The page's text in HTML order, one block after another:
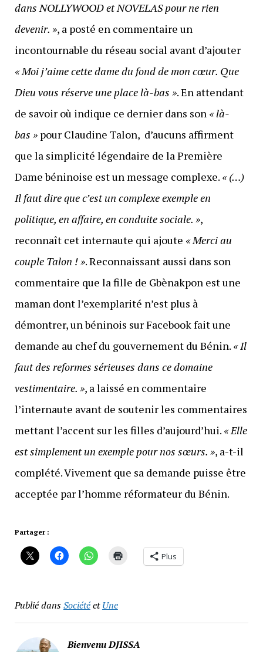
dans NOLLYWOOD et NOVELAS pour ne rien
devenir. », a posté en commentaire un
incontournable du réseau social avant d’ajouter
« Moi j’aime cette dame du fond de mon cœur. Que
Dieu vous réserve une place là-bas ». En attendant
de savoir où indique ce dernier dans son « là-
bas »pour Claudine Talon, d’aucuns affirment
que la simplicité légendaire de la Première
Dame béninoise est un message complexe. « (…)
Il faut dire que c’est un complexe exemple en
politique, en affaire, en conduite sociale. »,
reconnaît cet internaute qui ajoute « Merci au
couple Talon ! ». Reconnaissant aussi dans son
commentaire que la fille de Gbènakpon est une
maman dont l’exemplarité n’est plus à
démontrer, un béninois sur Facebook fait une
demande au chef du gouvernement du Bénin. « Il
faut des reformes sérieuses dans ce domaine
vestimentaire. », a laissé en commentaire
l’internaute avant de soutenir les commentaires
mettant l’accent sur les filles d’aujourd’hui. « Elle
est simplement un exemple pour nos sœurs. », a-t-il
complété. Vivement que sa demande puisse être
acceptée par l’homme réformateur du Bénin.
Partager :
Plus
Publié dansSociétéetUne
Bienvenu DJISSA